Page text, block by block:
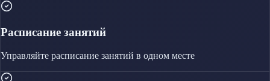
Расписание занятий
Управляйте расписание занятий в одном месте